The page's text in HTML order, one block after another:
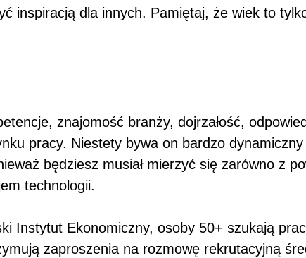
inspiracją dla innych. Pamiętaj, że wiek to
znajomość branży, dojrzałość,
pracy. Niestety bywa on bardzo
będziesz musiał mierzyć się zarówno z
technologii.
Instytut Ekonomiczny, osoby 50+ szukają
zaproszenia na rozmowę rekrutacyjną